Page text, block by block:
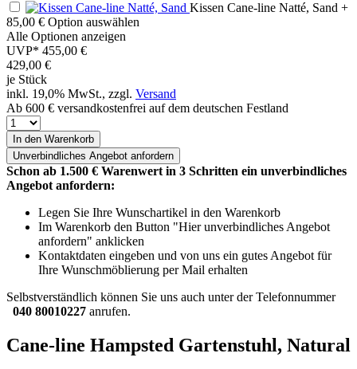
Kissen Cane-line Natté, Sand +
85,00 € Option auswählen
Alle Optionen anzeigen
UVP* 455,00 €
429,00 €
je Stück
inkl. 19,0% MwSt., zzgl. Versand
Ab 600 € versandkostenfrei auf dem deutschen Festland
In den Warenkorb
Unverbindliches Angebot anfordern
Schon ab 1.500 € Warenwert in 3 Schritten ein unverbindliches
Angebot anfordern:
Legen Sie Ihre Wunschartikel in den Warenkorb
Im Warenkorb den Button "Hier unverbindliches Angebot
anfordern" anklicken
Kontaktdaten eingeben und von uns ein gutes Angebot für
Ihre Wunschmöblierung per Mail erhalten
Selbstverständlich können Sie uns auch unter der Telefonnummer
040 80010227 anrufen.
Cane-line Hampsted Gartenstuhl, Natural